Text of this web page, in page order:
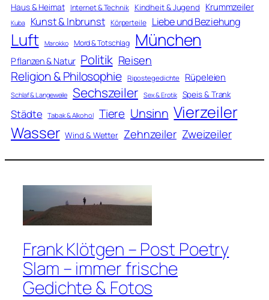
Haus & Heimat Internet & Technik Kindheit & Jugend Krummzeiler
Kuba Kunst & Inbrunst Körperteile Liebe und Beziehung
Luft Marokko Mord & Totschlag München
Pflanzen & Natur Politik Reisen
Religion & Philosophie Ripostegedichte Rüpeleien
Schlaf & Langeweile Sechszeiler Sex & Erotik Speis & Trank
Städte Tabak & Alkohol Tiere Unsinn Vierzeiler
Wasser Wind & Wetter Zehnzeiler Zweizeiler
Frank Klötgen – Post Poetry
Slam – immer frische
Gedichte & Fotos